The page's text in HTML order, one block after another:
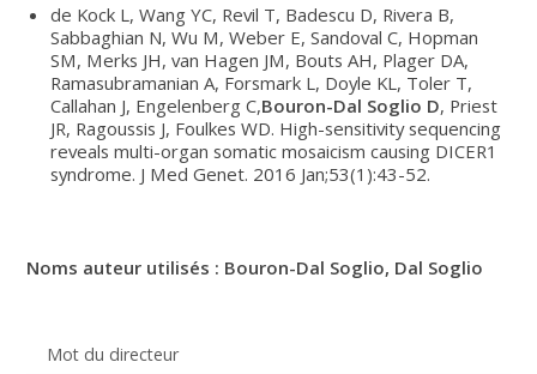
Mot du directeur
de Kock L, Wang YC, Revil T, Badescu D, Rivera B,
Sabbaghian N, Wu M, Weber E, Sandoval C, Hopman
SM, Merks JH, van Hagen JM, Bouts AH, Plager DA,
Ramasubramanian A, Forsmark L, Doyle KL, Toler T,
Callahan J, Engelenberg C,Bouron-Dal Soglio D, Priest
JR, Ragoussis J, Foulkes WD. High-sensitivity sequencing
reveals multi-organ somatic mosaicism causing DICER1
syndrome. J Med Genet. 2016 Jan;53(1):43-52.
Noms auteur utilisés : Bouron-Dal Soglio, Dal Soglio